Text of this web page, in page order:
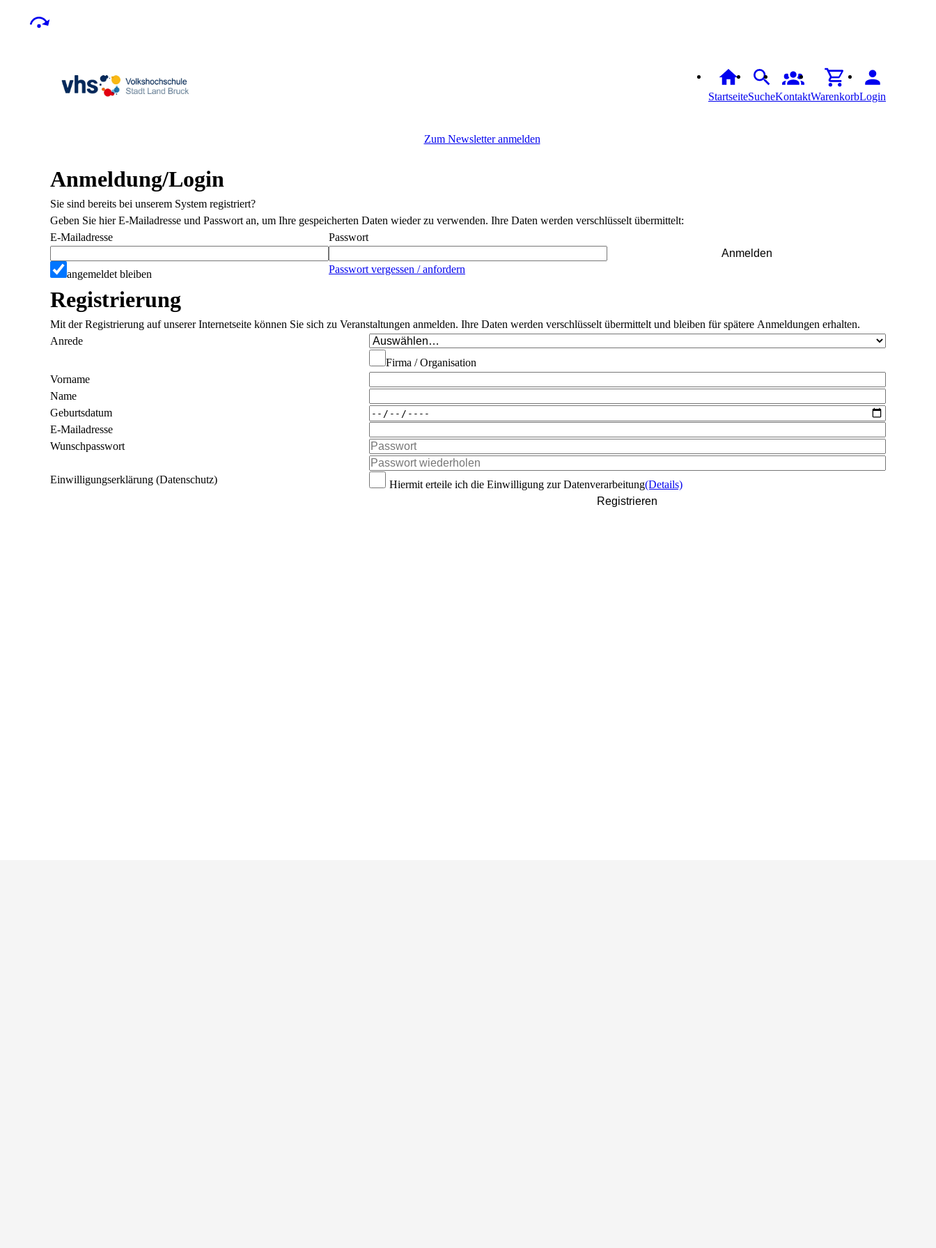
StartseiteSucheKontaktWarenkorbLogin
Zum Newsletter anmelden
Anmeldung/Login
Sie sind bereits bei unserem System registriert?
Geben Sie hier E-Mailadresse und Passwort an, um Ihre gespeicherten Daten wieder zu verwenden. Ihre Daten werden verschlüsselt übermittelt:
E-Mailadresse
Passwort
Anmelden
angemeldet bleiben
Passwort vergessen / anfordern
Registrierung
Mit der Registrierung auf unserer Internetseite können Sie sich zu Veranstaltungen anmelden. Ihre Daten werden verschlüsselt übermittelt und bleiben für spätere Anmeldungen erhalten.
Anrede
Firma / Organisation
Vorname
Name
Geburtsdatum
E-Mailadresse
Wunschpasswort
Einwilligungserklärung (Datenschutz) Hiermit erteile ich die Einwilligung zur Datenverarbeitung(Details)
Registrieren